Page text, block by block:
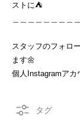
ストに⛺
スタッフのフォロ
ます🌼
個人Instagramアカ